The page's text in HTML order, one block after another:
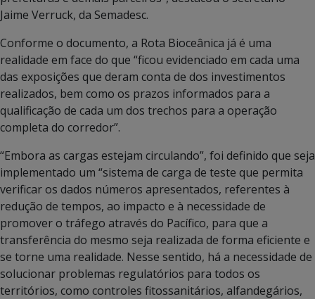
Jaime Verruck, da Semadesc.
Conforme o documento, a Rota Bioceânica já é uma
realidade em face do que “ficou evidenciado em cada uma
das exposições que deram conta de dos investimentos
realizados, bem como os prazos informados para a
qualificação de cada um dos trechos para a operação
completa do corredor”.
“Embora as cargas estejam circulando”, foi definido que seja
implementado um “sistema de carga de teste que permita
verificar os dados números apresentados, referentes à
redução de tempos, ao impacto e à necessidade de
promover o tráfego através do Pacífico, para que a
transferência do mesmo seja realizada de forma eficiente e
se torne uma realidade. Nesse sentido, há a necessidade de
solucionar problemas regulatórios para todos os
territórios, como controles fitossanitários, alfandegários,